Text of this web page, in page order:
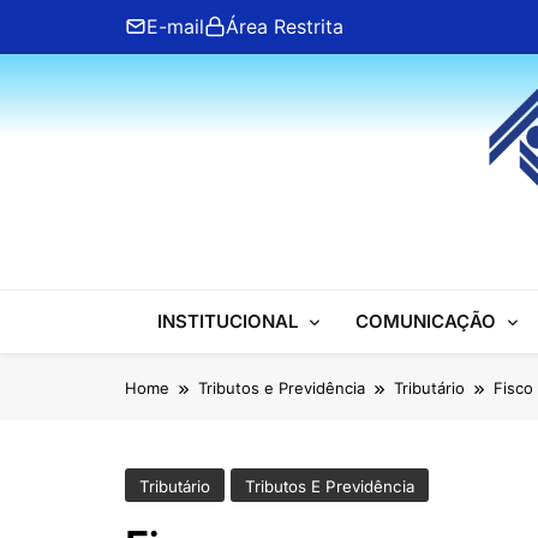
content
E-mail Área Restrita
ANFIP Nacional
INSTITUCIONAL COMUNICAÇÃO
Home Tributos e Previdência Tributário
Tributário Tributos E Previdência